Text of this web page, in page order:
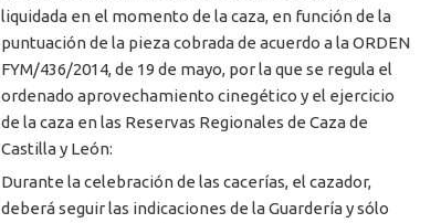
liquidada en el momento de la caza, en función de la
puntuación de la pieza cobrada de acuerdo a la ORDEN
FYM/436/2014, de 19 de mayo, por la que se regula el
ordenado aprovechamiento cinegético y el ejercicio
de la caza en las Reservas Regionales de Caza de
Castilla y León:
Durante la celebración de las cacerías, el cazador,
deberá seguir las indicaciones de la Guardería y sólo